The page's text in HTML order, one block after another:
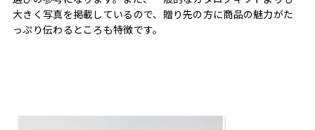
大きく写真を掲載しているので、贈り先の方に商品の魅力がた
っぷり伝わるところも特徴です。